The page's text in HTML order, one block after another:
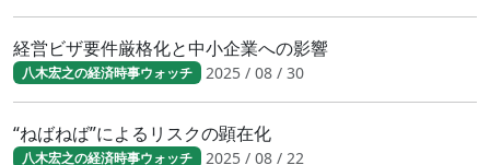
経営ビザ要件厳格化と中小企業への影響
八木宏之の経済時事ウォッチ 2025 / 08 / 30
“ねばねば”によるリスクの顕在化
八木宏之の経済時事ウォッチ 2025 / 08 / 22